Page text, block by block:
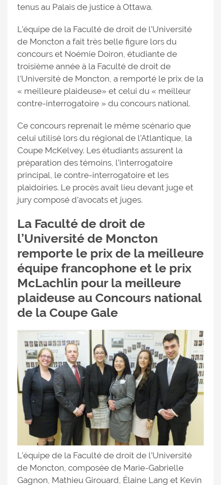
tenus au Palais de justice à Ottawa.
L’équipe de la Faculté de droit de l’Université
de Moncton a fait très belle figure lors du
concours et Noémie Doiron, étudiante de
troisième année à la Faculté de droit de
l’Université de Moncton, a remporté le prix de la
« meilleure plaideuse» et celui du « meilleur
contre-interrogatoire » du concours national.
Ce concours reprenait le même scénario que
celui utilisé lors du régional de l’Atlantique, la
Coupe McKelvey. Les étudiants assurent la
préparation des témoins, l’interrogatoire
principal, le contre-interrogatoire et les
plaidoiries. Le procès avait lieu devant juge et
jury composé d’avocats et juges.
La Faculté de droit de
l’Université de Moncton
remporte le prix de la meilleure
équipe francophone et le prix
McLachlin pour la meilleure
plaideuse au Concours national
de la Coupe Gale
L’équipe de la Faculté de droit de l’Université
de Moncton, composée de Marie-Gabrielle
Gagnon, Mathieu Girouard, Élaine Lang et Kevin